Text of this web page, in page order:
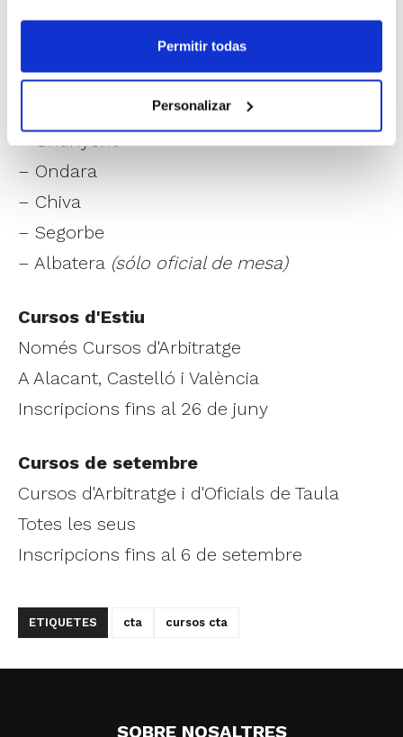
Permitir todas
Personalizar
– Valencia(oficial de mesa con plazas
– Alicante
– Ontinyent
– Ondara
– Chiva
– Segorbe
– Albatera (sólo oficial de mesa)
Cursos d'Estiu
Només Cursos d'Arbitratge
A Alacant, Castelló i València
Inscripcions fins al 26 de juny
Cursos de setembre
Cursos d'Arbitratge i d'Oficials de Taula
Totes les seus
Inscripcions fins al 6 de setembre
ETIQUETES cta cursos cta
SOBRE NOSALTRES